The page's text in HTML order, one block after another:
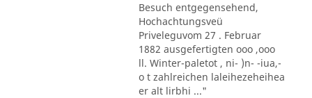
Besuch entgegensehend,
Hochachtungsveü
Priveleguvom 27 . Februar
1882 ausgefertigten ooo ,ooo
ll. Winter-paletot , ni- )n- -iua,-
o t zahlreichen laleihezeheihea
er alt lirbhi ..."